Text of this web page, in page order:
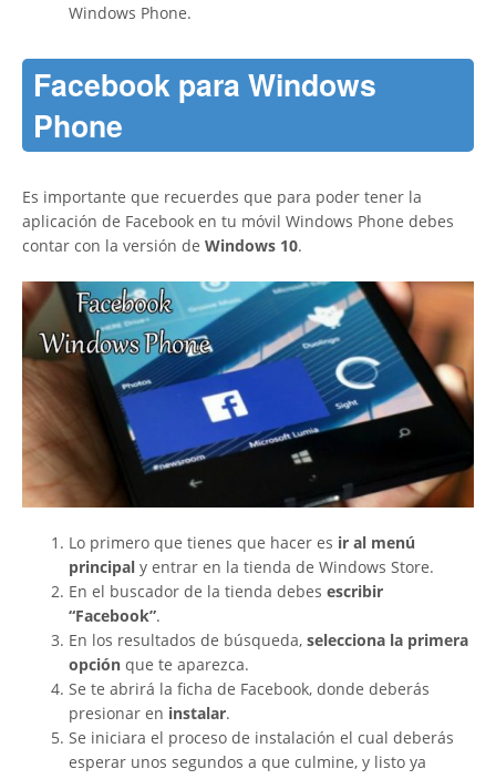
Windows Phone.
Facebook para Windows
Phone
Es importante que recuerdes que para poder tener la
aplicación de Facebook en tu móvil Windows Phone debes
contar con la versión de Windows 10.
Lo primero que tienes que hacer es ir al menú
principal y entrar en la tienda de Windows Store.
En el buscador de la tienda debes escribir
“Facebook”.
En los resultados de búsqueda, selecciona la primera
opción que te aparezca.
Se te abrirá la ficha de Facebook, donde deberás
presionar en instalar.
Se iniciara el proceso de instalación el cual deberás
esperar unos segundos a que culmine, y listo ya